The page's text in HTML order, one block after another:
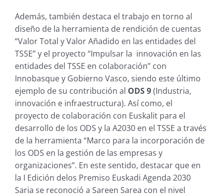
Además, también destaca el trabajo en torno al
diseño de la herramienta de rendición de cuentas
“Valor Total y Valor Añadido en las entidades del
TSSE” y el proyecto “Impulsar la innovación en las
entidades del TSSE en colaboración” con
Innobasque y Gobierno Vasco, siendo este último
ejemplo de su contribución al ODS 9(Industria,
innovación e infraestructura). Así como, el
proyecto de colaboración con Euskalit para el
desarrollo de los ODS y la A2030 en el TSSE a través
de la herramienta “Marco para la incorporación de
los ODS en la gestión de las empresas y
organizaciones”. En este sentido, destacar que en
la I Edición delos Premiso Euskadi Agenda 2030
Saria se reconoció a Sareen Sarea con el nivel